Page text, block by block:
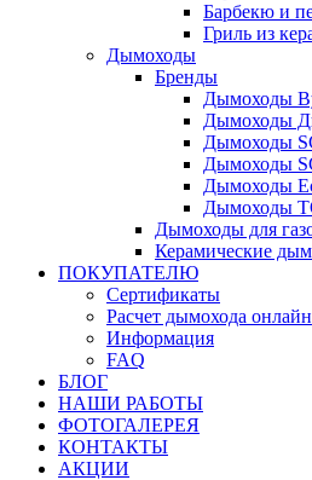
Барбекю и
Гриль из
Дымоходы
Бренды
Дымоходы
Дымоходы
Дымоходы
Дымоходы
Дымоходы
Дымоходы
Дымоходы для
Керамические
ПОКУПАТЕЛЮ
Сертификаты
Расчет дымохода онлайн
Информация
FAQ
БЛОГ
НАШИ РАБОТЫ
ФОТОГАЛЕРЕЯ
КОНТАКТЫ
АКЦИИ